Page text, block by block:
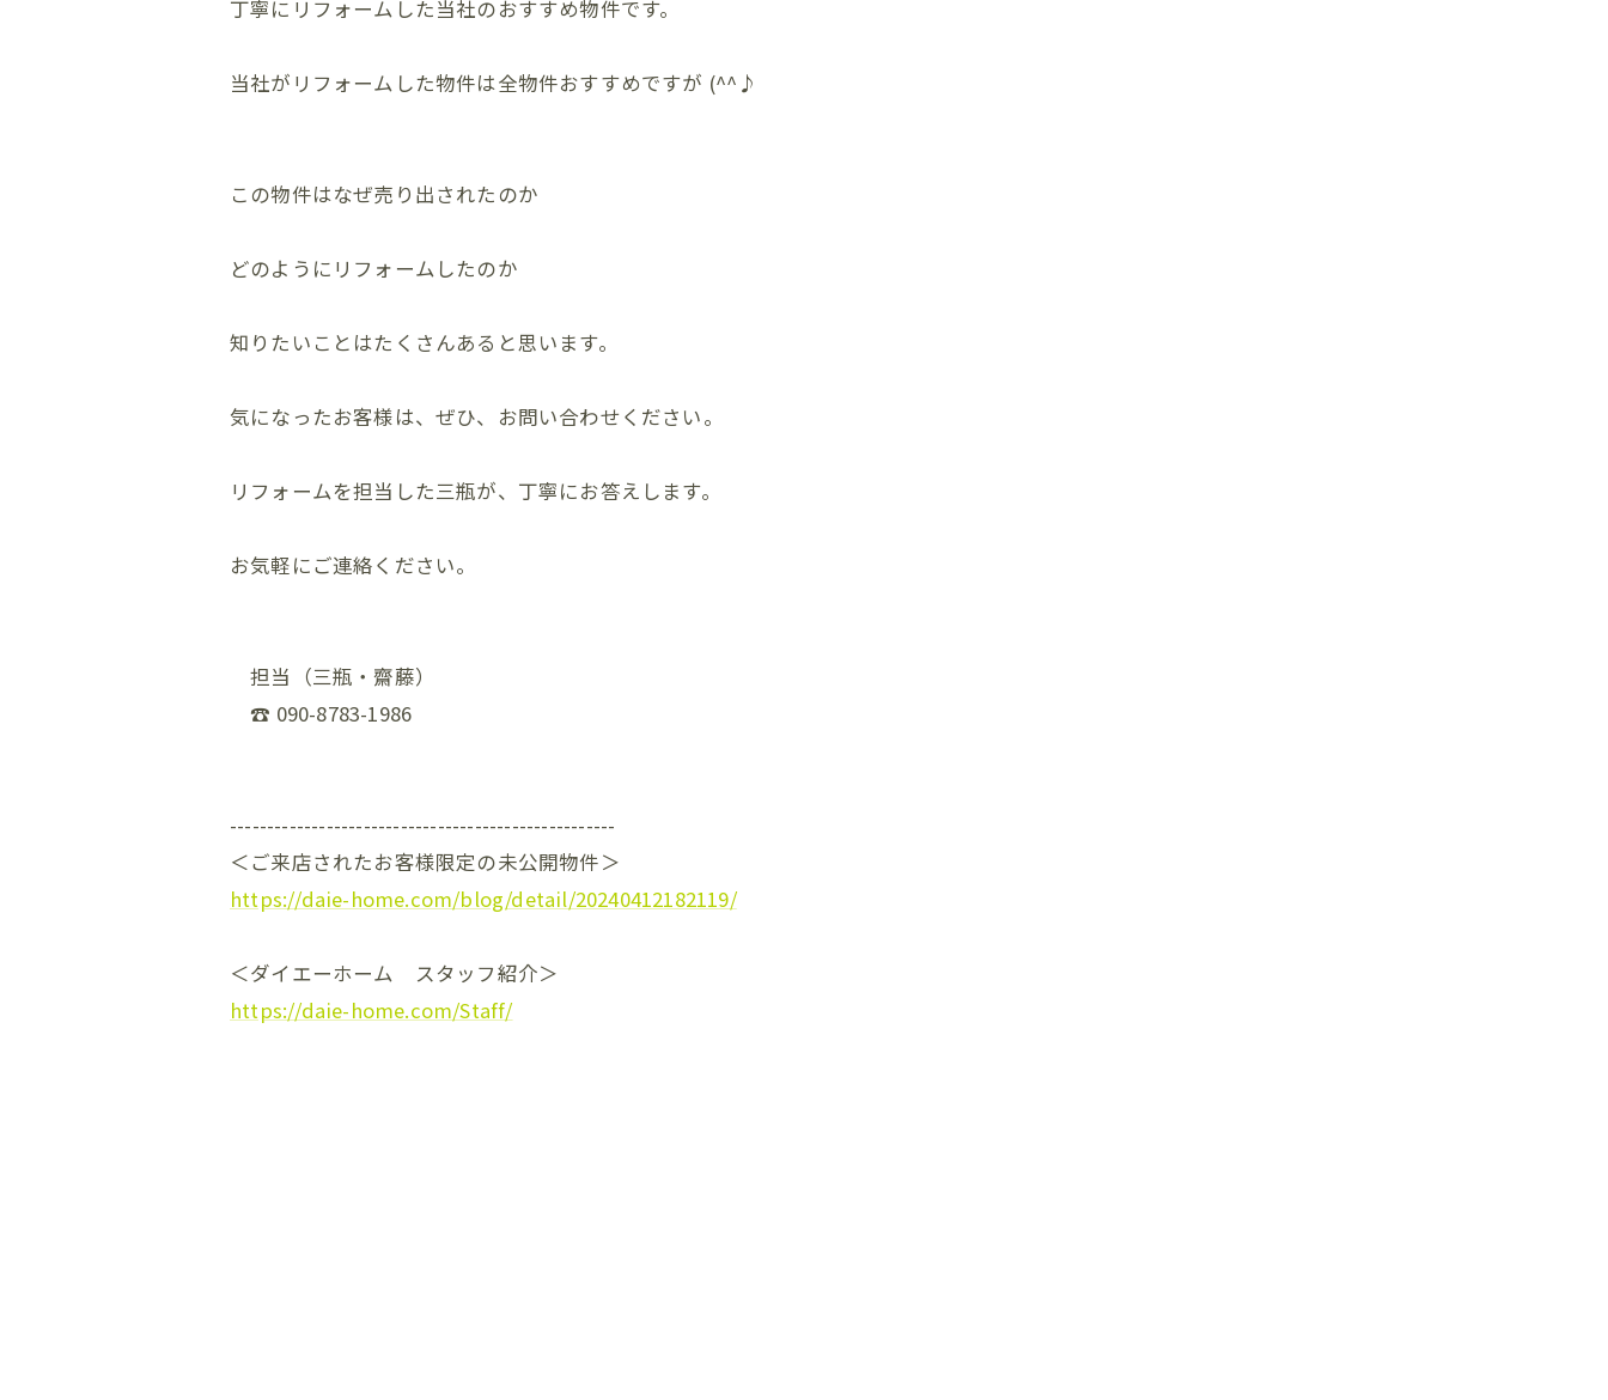
丁寧にリフォームした当社のおすすめ物件です。
当社がリフォームした物件は全物件おすすめですが (^^♪
この物件はなぜ売り出されたのか
どのようにリフォームしたのか
知りたいことはたくさんあると思います。
気になったお客様は、ぜひ、お問い合わせください。
リフォームを担当した三瓶が、丁寧にお答えします。
お気軽にご連絡ください。
担当（三瓶・齋藤）
☎ 090-8783-1986
----------------------------------------------------
＜ご来店されたお客様限定の未公開物件＞
https://daie-home.com/blog/detail/20240412182119/
＜ダイエーホーム スタッフ紹介＞
https://daie-home.com/Staff/